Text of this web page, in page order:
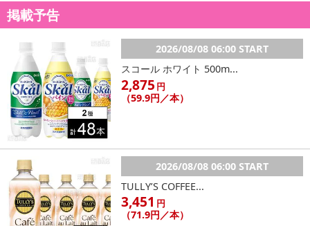
休業日
■その他共通および商品カテゴリー別注意事項（※必ずご確認くだ
さい）
こちらの情報は
掲載予告
2026/08/08 06:00 START
スコール ホワイト 500m...
2,875 円
（59.9円／本）
2026/08/08 06:00 START
TULLY’S COFFEE...
3,451 円
（71.9円／本）